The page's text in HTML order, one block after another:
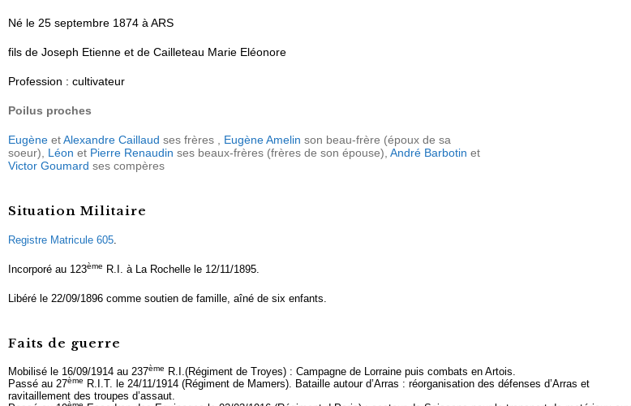
Né le 25 septembre 1874 à ARS
fils de Joseph Etienne et de Cailleteau Marie Eléonore
Profession : cultivateur
Poilus proches
Eugène etAlexandre Caillaud ses frères , Eugène Amelin son beau-frère (époux de sa
soeur), Léon et Pierre Renaudin ses beaux-frères (frères de son épouse), André Barbotin et
Victor Goumard ses compères
Situation Militaire
Registre Matricule 605.
Incorporé au 123ème R.I. à La Rochelle le 12/11/1895.
Libéré le 22/09/1896 comme soutien de famille, aîné de six enfants.
Faits de guerre
Mobilisé le 16/09/1914 au 237ème
R.I.(Régiment de Troyes) : Campagne de Lorraine puis combats en Artois.
Passé au 27ème
R.I.T. le 24/11/1914 (Régiment de Mamers). Bataille autour d’Arras : réorganisation des défenses d’Arras et
ravitaillement des troupes d’assaut.